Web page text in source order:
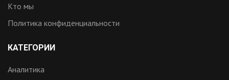
Кто мы
Политика конфиденциальности
КАТЕГОРИИ
Аналитика